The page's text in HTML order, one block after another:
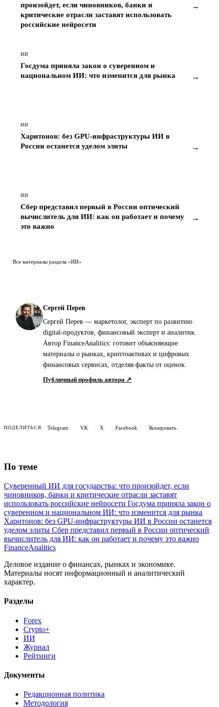
произойдет, если чиновников, банки и
критические отрасли заставят использовать
российские нейросети
→
ИИ
Госдума приняла закон о суверенном и
национальном ИИ: что изменится для рынка
→
ИИ
Харитонов: без GPU-инфраструктуры ИИ в
России останется уделом элиты
→
ИИ
Сбер представил первый в России оптический
вычислитель для ИИ: как он работает и почему
это важно
→
Все материалы раздела «ИИ»
Сергей Перев
Сергей Перев — маркетолог, эксперт по развитию
digital-продуктов, финансовый эксперт и аналитик.
Автор FinanceAnalitics: готовит объясняющие
материалы о рынках, криптоактивах и цифровых
финансовых сервисах, отделяя факты от оценок.
Публичный профиль автора ↗
ПОДЕЛИТЬСЯ Telegram VK X Facebook Копировать
По теме
Суверенный ИИ для государства: что произойдет, если
чиновников, банки и критические отрасли заставят
использовать российские нейросети Госдума приняла закон о
суверенном и национальном ИИ: что изменится для рынка
Харитонов: без GPU-инфраструктуры ИИ в России останется
уделом элиты Сбер представил первый в России оптический
вычислитель для ИИ: как он работает и почему это важно
FinanceAnalitics
Деловое издание о финансах, рынках и экономике.
Материалы носят информационный и аналитический
характер.
Разделы
Forex
Crypto+
ИИ
Журнал
Рейтинги
Документы
Редакционная политика
Методология